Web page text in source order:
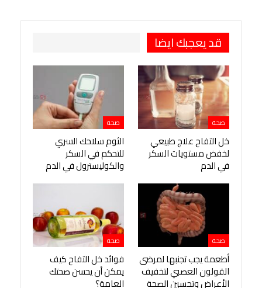
قد يعجبك ايضا
صحة
خل التفاح علاج طبيعي
لخفض مستويات السكر
في الدم
صحة
الثوم سلاحك السري
للتحكم في السكر
والكوليسترول في الدم
صحة
أطعمة يجب تجنبها لمرضى
القولون العصبي لتخفيف
الأعراض وتحسين الصحة
صحة
فوائد خل التفاح كيف
يمكن أن يحسن صحتك
العامة؟